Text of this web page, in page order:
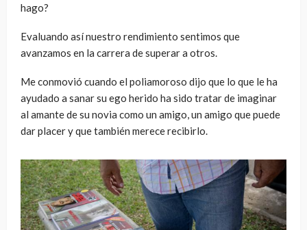
hago?
Evaluando así nuestro rendimiento sentimos que
avanzamos en la carrera de superar a otros.
Me conmovió cuando el poliamoroso dijo que lo que le ha
ayudado a sanar su ego herido ha sido tratar de imaginar
al amante de su novia como un amigo, un amigo que puede
dar placer y que también merece recibirlo.